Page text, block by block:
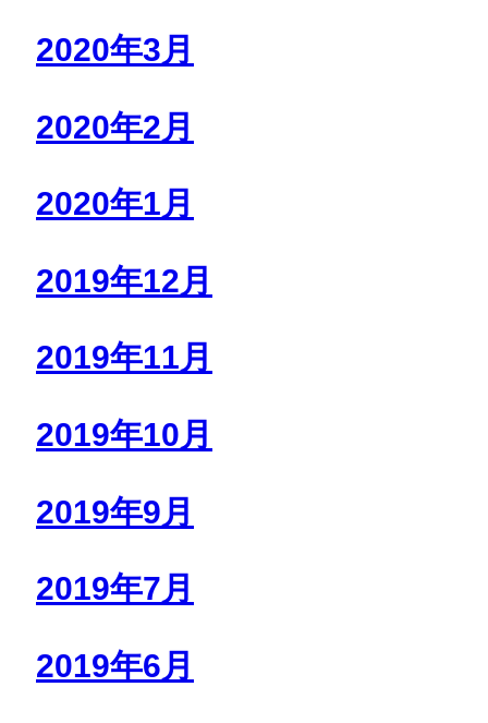
2020年3月
2020年2月
2020年1月
2019年12月
2019年11月
2019年10月
2019年9月
2019年7月
2019年6月